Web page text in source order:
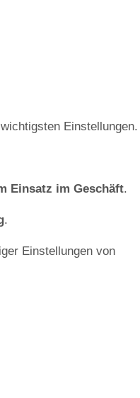
Einstellungen.
Einsatz im Geschäft.
.
Einstellungen von